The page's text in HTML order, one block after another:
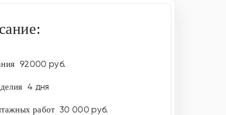
92000 руб.
4 дня
работ 30 000 руб.